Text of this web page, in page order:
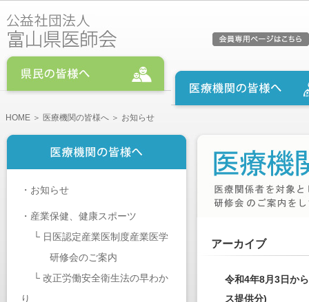
HOME ＞ 医療機関の皆様へ ＞ お知らせ
・ お知らせ
・ 産業保健、健康スポーツ
└ 日医認定産業医制度産業医学
研修会のご案内
└ 改正労働安全衛生法の早わか
り
アーカイブ
令和4年8月3日か
ス提供分)